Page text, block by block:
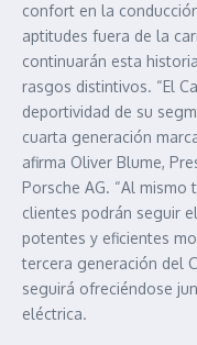
confort en la
aptitudes fuera de la
continuarán esta
rasgos distintivos. “El
deportividad de su
cuarta generación
afirma Oliver Blume,
Porsche AG. “Al mismo
clientes podrán seguir
potentes y eficientes
tercera generación del
seguirá ofreciéndose
eléctrica.